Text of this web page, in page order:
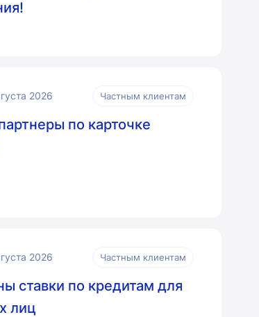
2026 Частным клиентам
по карточке
2026 Частным клиентам
ставки по кредитам для
лиц